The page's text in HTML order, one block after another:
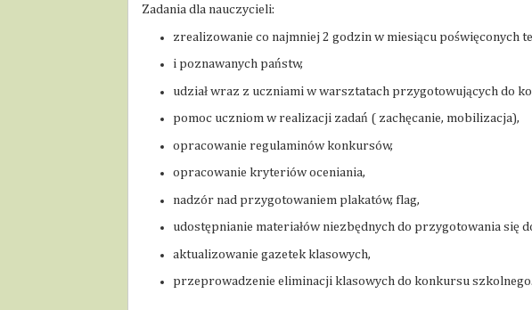
Zadania dla nauczycieli:
zrealizowanie co najmniej 2 godzin w miesiącu poświęconych
i poznawanych państw,
udział wraz z uczniami w warsztatach przygotowujących do
pomoc uczniom w realizacji zadań ( zachęcanie, mobilizacja),
opracowanie regulaminów konkursów,
opracowanie kryteriów oceniania,
nadzór nad przygotowaniem plakatów, flag,
udostępnianie materiałów niezbędnych do przygotowania się
aktualizowanie gazetek klasowych,
przeprowadzenie eliminacji klasowych do konkursu szkolnego.